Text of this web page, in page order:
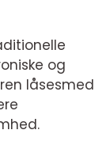
og
låsesmed